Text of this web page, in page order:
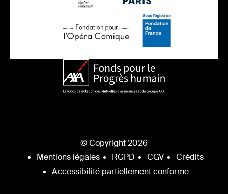
© Copyright 2026
Mentions légales
RGPD CGV
Crédits
Accessibilité partiellement conforme